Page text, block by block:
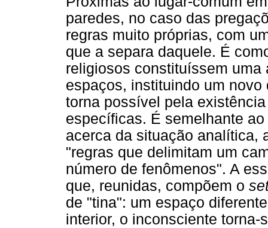
paredes, no caso das
regras muito próprias, com
que a separa daquele. É
religiosos constituíssem
espaços, instituindo um
torna possível pela
específicas. É semelhante
acerca da situação analítica,
"regras que delimitam um
número de fenômenos". A
que, reunidas, compõem o
de "tina": um espaço
interior, o inconsciente torna-